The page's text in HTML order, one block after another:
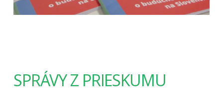
SPRÁVY Z PRIESKUMU